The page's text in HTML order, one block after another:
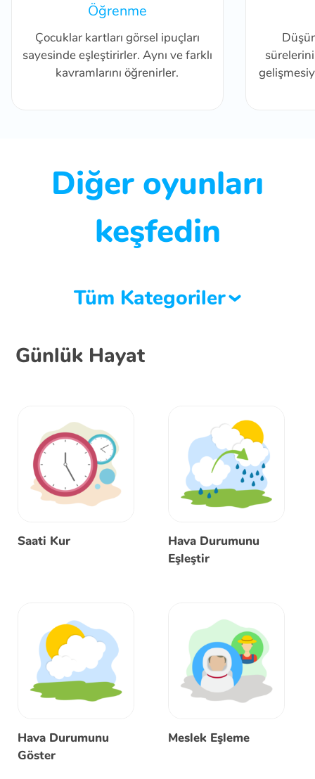
Öğrenme
Çocuklar kartları görsel ipuçları
sayesinde eşleştirirler. Aynı ve farklı
kavramlarını öğrenirler.
Diğer oyunları
keşfedin
Tüm Kategoriler
Günlük Hayat
Saati Kur
Hava Durumunu
Eşleştir
Hava Durumunu
Göster
Meslek Eşleme